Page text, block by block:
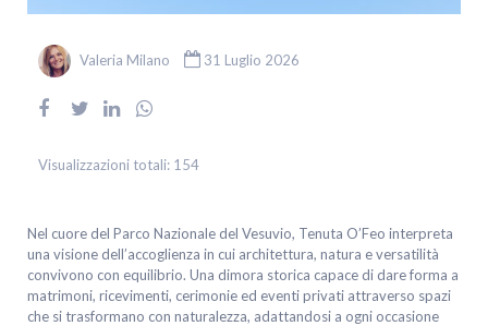
Valeria Milano 31 Luglio 2026
Visualizzazioni totali: 154
Nel cuore del Parco Nazionale del Vesuvio, Tenuta O’Feo interpreta
una visione dell’accoglienza in cui architettura, natura e versatilità
convivono con equilibrio. Una dimora storica capace di dare forma a
matrimoni, ricevimenti, cerimonie ed eventi privati attraverso spazi
che si trasformano con naturalezza, adattandosi a ogni occasione